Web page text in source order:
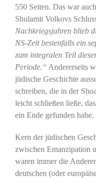
550 Seiten. Das war
Shulamit Volkovs
Nachkriegsjahren blieb
NS-Zeit bestenfalls ein
zum integralen Teil
Periode.“ Andererseits
jüdische Geschichte
schreiben, die in der
leicht schließen ließe,
ein Ende gefunden habe.
Kern der jüdischen
zwischen Emanzipation
waren immer die
deutschen (oder